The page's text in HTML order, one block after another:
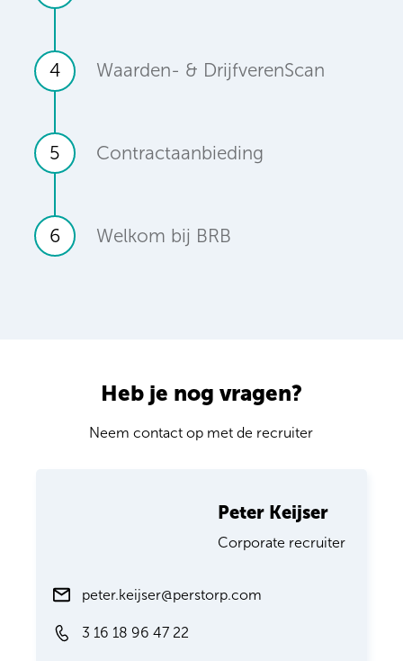
4 Waarden- & DrijfverenScan
5 Contractaanbieding
6 Welkom bij BRB
Heb je nog vragen?
Neem contact op met de recruiter
Peter Keijser
Corporate recruiter
peter.keijser@perstorp.com
3 16 18 96 47 22